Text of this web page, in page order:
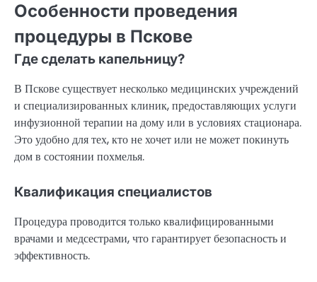
Особенности проведения
процедуры в Пскове
Где сделать капельницу?
В Пскове существует несколько медицинских учреждений
и специализированных клиник, предоставляющих услуги
инфузионной терапии на дому или в условиях стационара.
Это удобно для тех, кто не хочет или не может покинуть
дом в состоянии похмелья.
Квалификация специалистов
Процедура проводится только квалифицированными
врачами и медсестрами, что гарантирует безопасность и
эффективность.